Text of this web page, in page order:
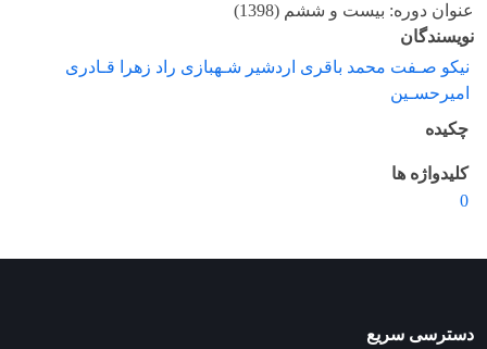
عنوان دوره: بیست و ششم (1398)
نویسندگان
نیکو صـفت محمد باقری اردشیر شـهبازی راد زهرا قـادری
امیرحسـین
چکیده
کلیدواژه ها
0
دسترسی سریع